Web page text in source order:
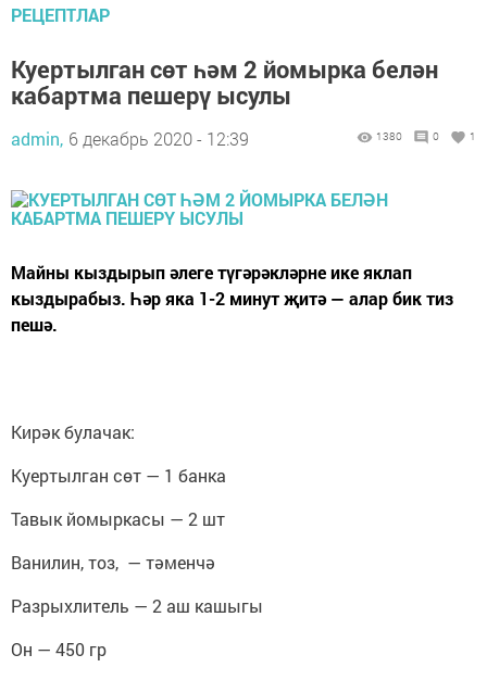
РЕЦЕПТЛАР
Куертылган сөт һәм 2 йомырка белән
кабартма пешерү ысулы
admin, 6 декабрь 2020 - 12:39 1380 0 1
Майны кыздырып әлеге түгәрәкләрне ике яклап
кыздырабыз. Һәр яка 1-2 минут җитә — алар бик тиз
пешә.
Кирәк булачак:
Куертылган сөт — 1 банка
Тавык йомыркасы — 2 шт
Ванилин, тоз, — тәменчә
Разрыхлитель — 2 аш кашыгы
Он — 450 гр